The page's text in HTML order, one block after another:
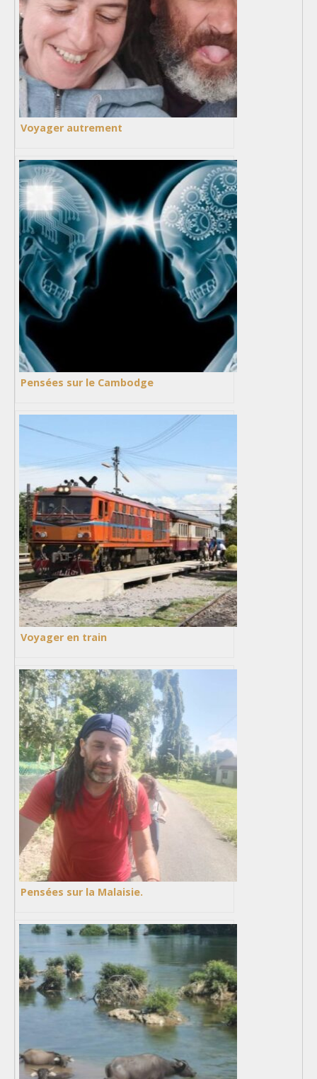
Voyager autrement
Pensées sur le Cambodge
Voyager en train
Pensées sur la Malaisie.